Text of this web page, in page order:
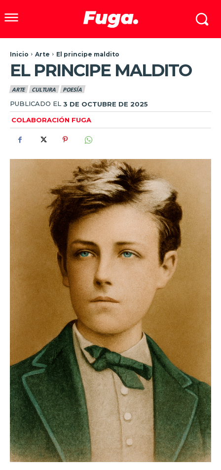
Inicio Arte El principe maldito
EL PRINCIPE MALDITO
ARTE CULTURA POESÍA
PUBLICADO EL 3 DE OCTUBRE DE 2025
COLABORACIÓN FUGA